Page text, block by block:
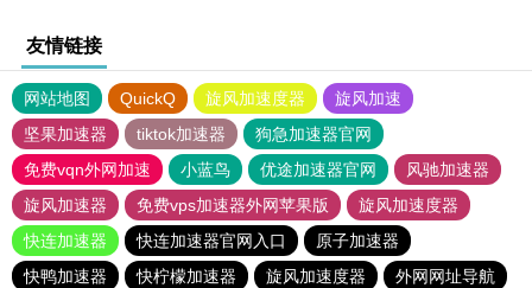
友情链接
网站地图 QuickQ 旋风加速度器
旋风加速
坚果加速器
tiktok加速器
狗急加速器官网
免费vqn外网加速
小蓝鸟 优途加速器官网
风驰加速器
旋风加速器
免费vps加速器外网苹果版
旋风加速度器
快连加速器
快连加速器官网入口
原子加速器
快鸭加速器
快柠檬加速器 旋风加速度器
外网网址导航